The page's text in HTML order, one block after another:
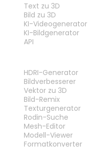
Text zu 3D
Bild zu 3D
KI-Videogenerator
KI-Bildgenerator
API
HDRI-Generator
Bildverbesserer
Vektor zu 3D
Bild-Remix
Texturgenerator
Rodin-Suche
Mesh-Editor
Modell-Viewer
Formatkonverter